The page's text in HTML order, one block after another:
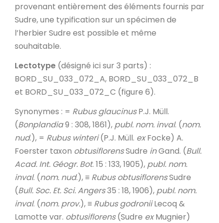
provenant entièrement des éléments fournis par
Sudre, une typification sur un spécimen de
l’herbier Sudre est possible et même
souhaitable.
Lectotype (désigné ici sur 3 parts) :
BORD_SU_033_072_A, BORD_SU_033_072_B
et BORD_SU_033_072_C (figure 6).
Synonymes : = Rubus glaucinusP.J. Müll.
(Bonplandia9 : 308, 1861), publ. nom. inval. (nom.
nud.), = Rubus winteri(P.J. Müll. exFocke) A.
Foerster taxon obtusiflorensSudre inGand. (Bull.
Acad. Int. Géogr. Bot. 15 : 133, 1905), publ. nom.
inval. (nom. nud.), ≡ Rubus obtusiflorensSudre
(Bull. Soc. Et. Sci. Angers35 : 18, 1906), publ. nom.
inval. (nom. prov.), ≡ Rubus godroniiLecoq &
Lamotte var. obtusiflorens(Sudre exMugnier)